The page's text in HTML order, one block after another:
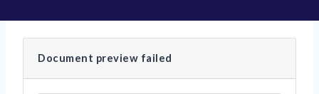
Document preview failed